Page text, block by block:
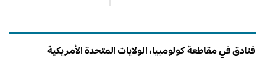
فنادق في مقاطعة كولومبيا، الولايات المتحدة الأمريكية